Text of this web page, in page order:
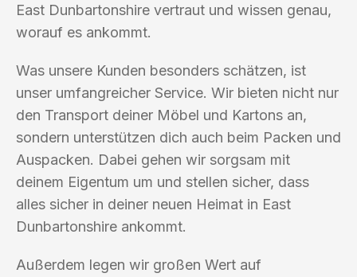
East Dunbartonshire vertraut und wissen genau,
worauf es ankommt.
Was unsere Kunden besonders schätzen, ist
unser umfangreicher Service. Wir bieten nicht nur
den Transport deiner Möbel und Kartons an,
sondern unterstützen dich auch beim Packen und
Auspacken. Dabei gehen wir sorgsam mit
deinem Eigentum um und stellen sicher, dass
alles sicher in deiner neuen Heimat in East
Dunbartonshire ankommt.
Außerdem legen wir großen Wert auf